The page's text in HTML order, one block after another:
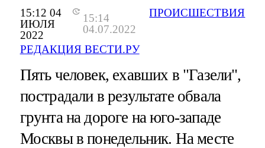
15:12 04
ИЮЛЯ
2022
15:14
04.07.2022
РЕДАКЦИЯ ВЕСТИ.РУ
ПРОИСШЕСТВИЯ
Пять человек, ехавших в "Газели",
пострадали в результате обвала
грунта на дороге на юго-западе
Москвы в понедельник. На месте